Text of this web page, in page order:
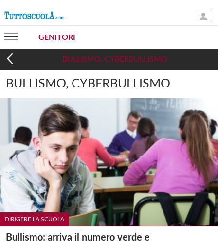
GENITORI
BULLISMO, CYBERBULLISMO
BULLISMO, CYBERBULLISMO
DIRIGERE LA SCUOLA
Bullismo: arriva il numero verde e